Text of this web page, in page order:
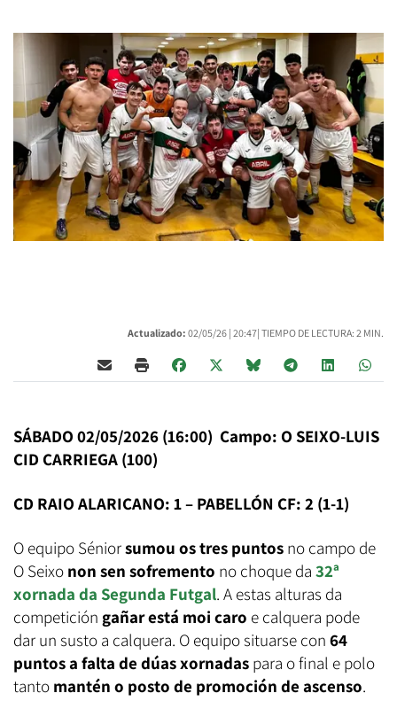
Actualizado: 02/05/26 | 20:47| TIEMPO DE LECTURA: 2 MIN.
SÁBADO 02/05/2026 (16:00) Campo: O SEIXO-LUIS
CID CARRIEGA (100)
CD RAIO ALARICANO: 1 – PABELLÓN CF: 2 (1-1)
O equipo Séniorsumou os tres puntos no campo de
O Seixo non sen sofremento no choque da 32ª
xornada da Segunda Futgal. A estas alturas da
competición gañar está moi caro e calquera pode
dar un susto a calquera. O equipo situarse con 64
puntos a falta de dúas xornadas para o final e polo
tanto mantén o posto de promoción de ascenso.